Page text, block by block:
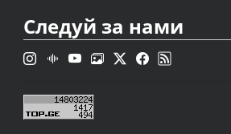
Следуй за нами